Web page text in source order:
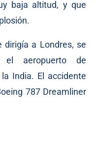
baja altitud, y que
dirigía a Londres, se
aeropuerto de
India. El accidente
787 Dreamliner